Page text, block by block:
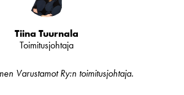
Tiina Tuurnala
Toimitusjohtaja
Varustamot Ry:n toimitusjohtaja.